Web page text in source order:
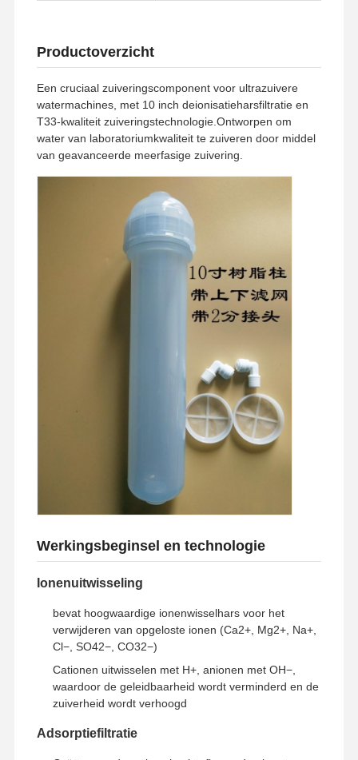
Video's Over Ons
Kwaliteitscont
Role
Offerte
De Machine van het Ultrapurewater
Productoverzicht
Een cruciaal zuiveringscomponent voor ultrazuivere
watermachines, met 10 inch deionisatieharsfiltratie en
T33-kwaliteit zuiveringstechnologie.Ontworpen om
water van laboratoriumkwaliteit te zuiveren door middel
van geavanceerde meerfasige zuivering.
Werkingsbeginsel en technologie
Ionenuitwisseling
bevat hoogwaardige ionenwisselhars voor het
verwijderen van opgeloste ionen (Ca2+, Mg2+, Na+,
Cl−, SO42−, CO32−)
Cationen uitwisselen met H+, anionen met OH−,
waardoor de geleidbaarheid wordt verminderd en de
zuiverheid wordt verhoogd
Adsorptiefiltratie